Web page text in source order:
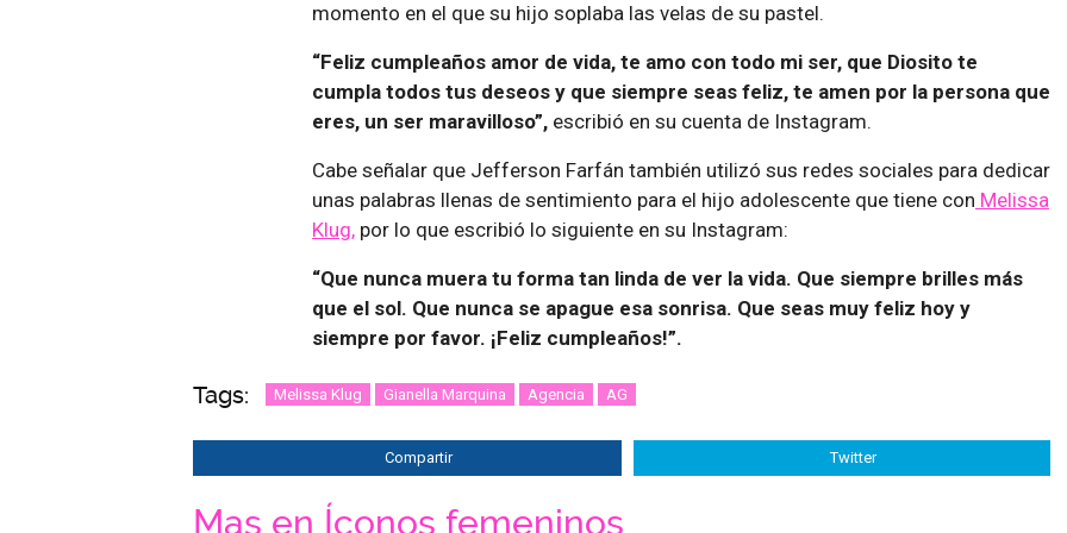
momento en el que su hijo soplaba las velas de su pastel.
“Feliz cumpleaños amor de vida, te amo con todo mi ser, que Diosito te
cumpla todos tus deseos y que siempre seas feliz, te amen por la persona que
eres, un ser maravilloso”, escribió en su cuenta de Instagram.
Cabe señalar que Jefferson Farfán también utilizó sus redes sociales para dedicar
unas palabras llenas de sentimiento para el hijo adolescente que tiene con Melissa
Klug, por lo que escribió lo siguiente en su Instagram:
“Que nunca muera tu forma tan linda de ver la vida. Que siempre brilles más
que el sol. Que nunca se apague esa sonrisa. Que seas muy feliz hoy y
siempre por favor. ¡Feliz cumpleaños!”.
Tags: Melissa Klug Gianella Marquina Agencia AG
Compartir Twitter
Mas en Íconos femeninos